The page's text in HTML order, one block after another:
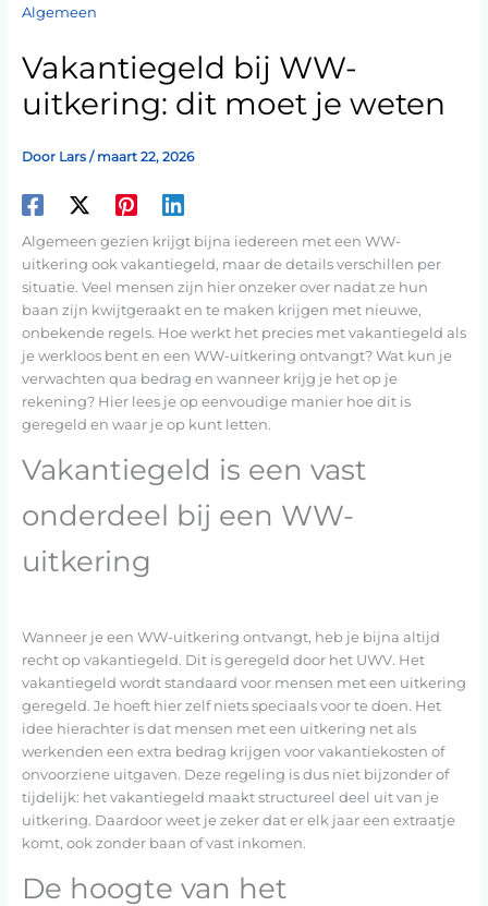
Algemeen
Vakantiegeld bij WW-
uitkering: dit moet je weten
Door Lars / maart 22, 2026
Algemeen gezien krijgt bijna iedereen met een WW-
uitkering ook vakantiegeld, maar de details verschillen per
situatie. Veel mensen zijn hier onzeker over nadat ze hun
baan zijn kwijtgeraakt en te maken krijgen met nieuwe,
onbekende regels. Hoe werkt het precies met vakantiegeld als
je werkloos bent en een WW-uitkering ontvangt? Wat kun je
verwachten qua bedrag en wanneer krijg je het op je
rekening? Hier lees je op eenvoudige manier hoe dit is
geregeld en waar je op kunt letten.
Vakantiegeld is een vast
onderdeel bij een WW-
uitkering
Wanneer je een WW-uitkering ontvangt, heb je bijna altijd
recht op vakantiegeld. Dit is geregeld door het UWV. Het
vakantiegeld wordt standaard voor mensen met een uitkering
geregeld. Je hoeft hier zelf niets speciaals voor te doen. Het
idee hierachter is dat mensen met een uitkering net als
werkenden een extra bedrag krijgen voor vakantiekosten of
onvoorziene uitgaven. Deze regeling is dus niet bijzonder of
tijdelijk: het vakantiegeld maakt structureel deel uit van je
uitkering. Daardoor weet je zeker dat er elk jaar een extraatje
komt, ook zonder baan of vast inkomen.
De hoogte van het